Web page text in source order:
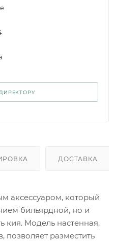
ДОСТАВКА
аксессуаром, который
бильярдной, но и
кия. Модель настенная,
позволяет разместить